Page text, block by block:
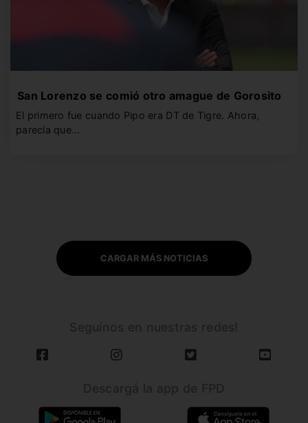
San Lorenzo se comió otro amague de Gorosito
El primero fue cuando Pipo era DT de Tigre. Ahora,
parecía que…
CARGAR MÁS NOTICIAS